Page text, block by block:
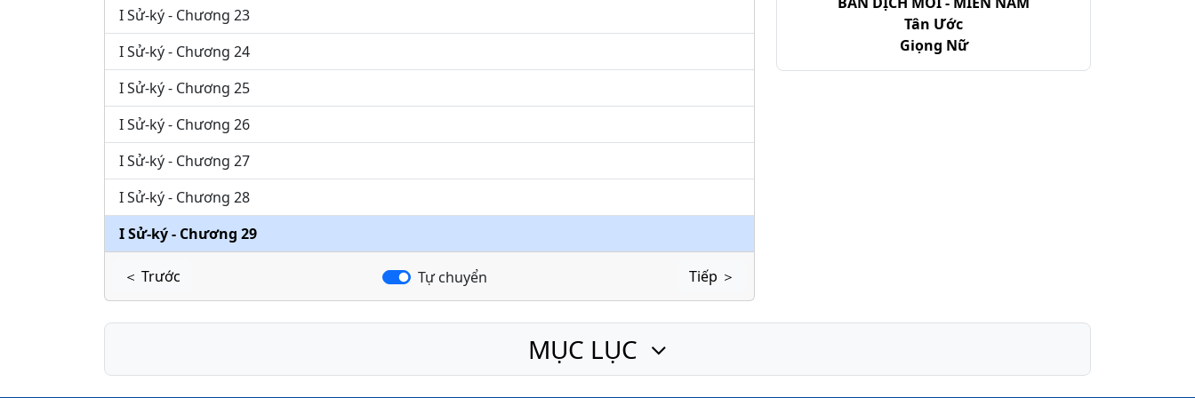
to
I Sử-ký - Chương 23
I Sử-ký - Chương 24
I Sử-ký - Chương 25
I Sử-ký - Chương 26
I Sử-ký - Chương 27
I Sử-ký - Chương 28
I Sử-ký - Chương 29
＜ Trước Tự chuyển Tiếp ＞
Tân Ước
Giọng Nữ
MỤC LỤC